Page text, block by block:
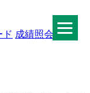
ド 成績照会